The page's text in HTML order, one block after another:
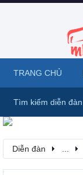
Diễn đàn
TRANG CHỦ
Tìm kiếm diễn đàn